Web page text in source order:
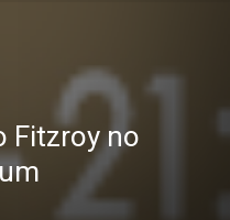
Fitzroy no